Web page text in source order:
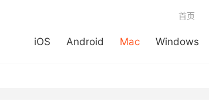
iOS Android Mac Windows
首页